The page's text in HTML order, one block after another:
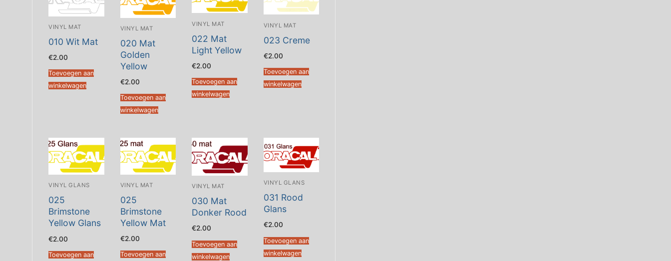
VINYL MAT
010 Wit Mat
€2.00
Toevoegen aan
winkelwagen
VINYL MAT
020 Mat
Golden
Yellow
€2.00
Toevoegen aan
winkelwagen
VINYL MAT
022 Mat
Light Yellow
€2.00
Toevoegen aan
winkelwagen
VINYL MAT
023 Creme
€2.00
Toevoegen aan
winkelwagen
VINYL GLANS
025
Brimstone
Yellow Glans
€2.00
Toevoegen aan
VINYL MAT
025
Brimstone
Yellow Mat
€2.00
Toevoegen aan
VINYL MAT
030 Mat
Donker Rood
€2.00
Toevoegen aan
winkelwagen
VINYL GLANS
031 Rood
Glans
€2.00
Toevoegen aan
winkelwagen